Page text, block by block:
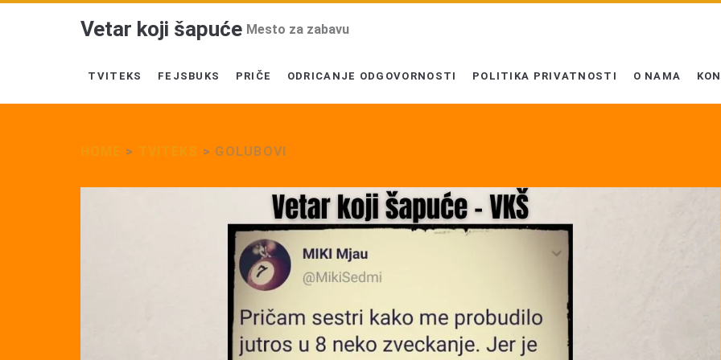
Vetar koji šapuće Mesto za zabavu
TVITEKS FEJSBUKS PRIČE ODRICANJE ODGOVORNOSTI POLITIKA PRIVATNOSTI O NAMA
> > GOLUBOVI